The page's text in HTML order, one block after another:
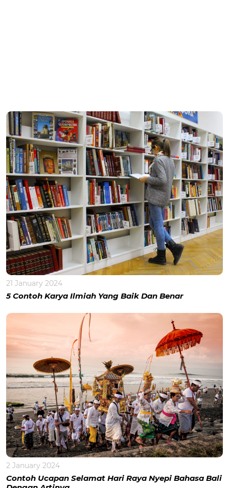
21 January 2024
5 Contoh Karya Ilmiah Yang Baik Dan Benar
2 January 2024
Contoh Ucapan Selamat Hari Raya Nyepi Bahasa Bali